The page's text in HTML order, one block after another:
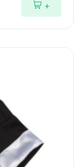
+